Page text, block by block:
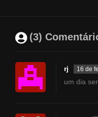
(3)
rj 16 de
um dia